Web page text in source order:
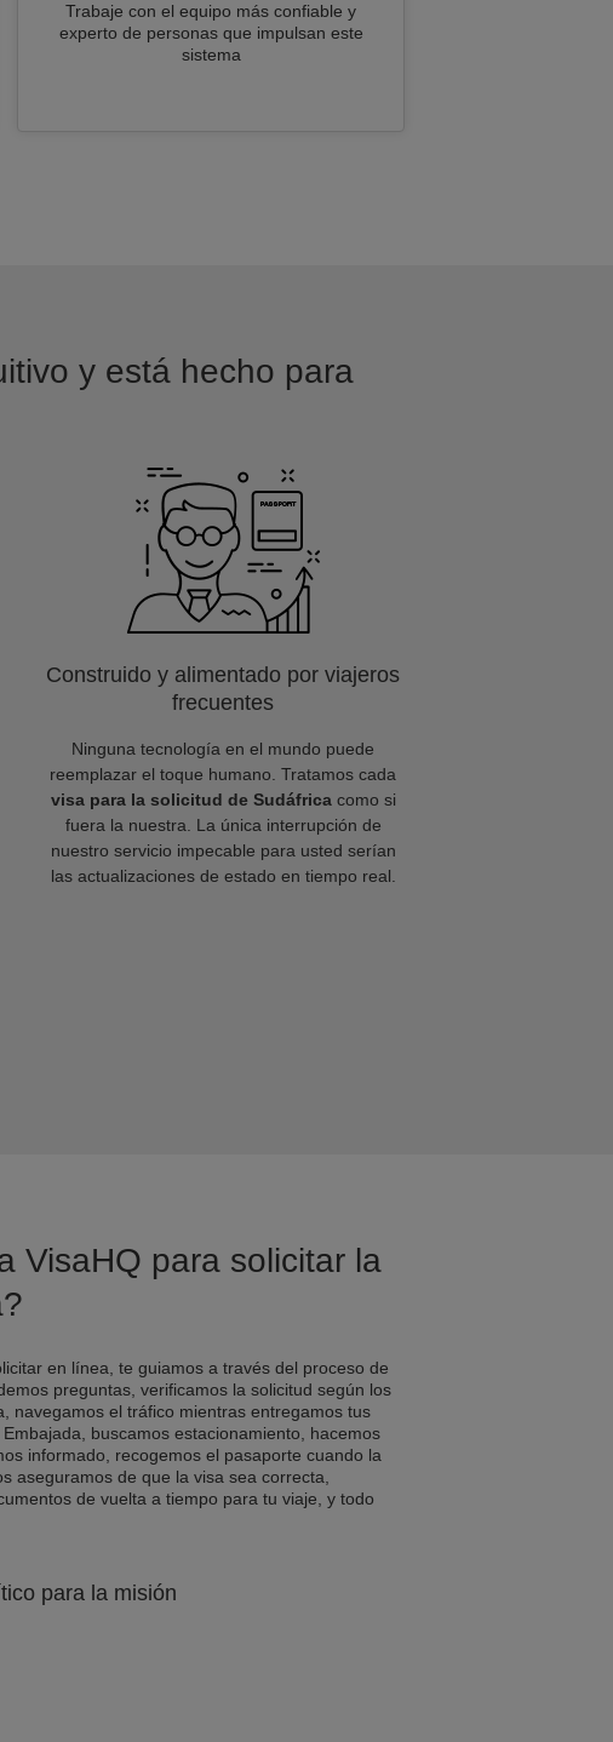
Trabaje con el equipo más confiable y
experto de personas que impulsan este
sistema
y está hecho para
Construido y alimentado por viajeros
frecuentes
Ninguna tecnología en el mundo puede
reemplazar el toque humano. Tratamos cada
visa para la solicitud de Sudáfricacomo si
fuera la nuestra. La única interrupción de
nuestro servicio impecable para usted serían
las actualizaciones de estado en tiempo real.
VisaHQ para solicitar la
en línea, te guiamos a través del proceso de
preguntas, verificamos la solicitud según los
navegamos el tráfico mientras entregamos tus
buscamos estacionamiento, hacemos
informado, recogemos el pasaporte cuando la
aseguramos de que la visa sea correcta,
de vuelta a tiempo para tu viaje, y todo
para la misión